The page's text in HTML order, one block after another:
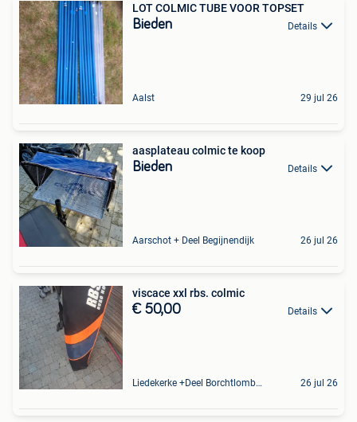
LOT COLMIC TUBE VOOR TOPSET
Bieden Details
Aalst 29 jul 26
aasplateau colmic te koop
Bieden Details
Aarschot + Deel Begijnendijk 26 jul 26
viscace xxl rbs. colmic
€ 50,00 Details
Liedekerke +Deel Borchtlombeek 26 jul 26